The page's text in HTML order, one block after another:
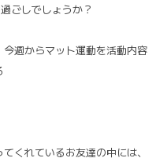
ごしでしょうか？
週からマット運動を活動内容
くれているお友達の中には、